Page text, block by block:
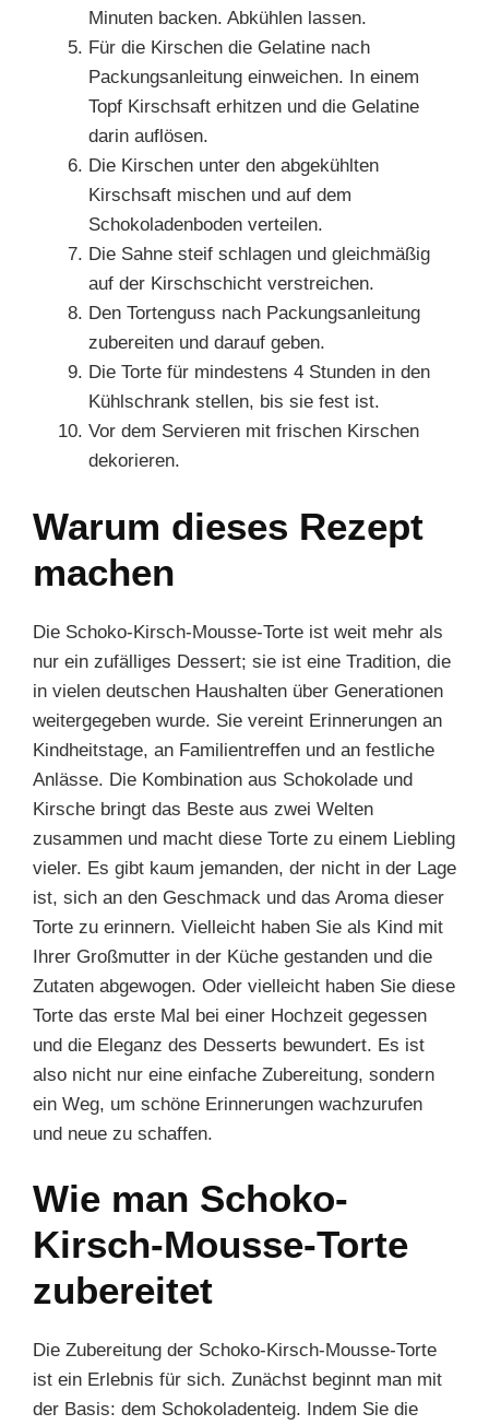
Minuten backen. Abkühlen lassen.
Für die Kirschen die Gelatine nach
Packungsanleitung einweichen. In einem
Topf Kirschsaft erhitzen und die Gelatine
darin auflösen.
Die Kirschen unter den abgekühlten
Kirschsaft mischen und auf dem
Schokoladenboden verteilen.
Die Sahne steif schlagen und gleichmäßig
auf der Kirschschicht verstreichen.
Den Tortenguss nach Packungsanleitung
zubereiten und darauf geben.
Die Torte für mindestens 4 Stunden in den
Kühlschrank stellen, bis sie fest ist.
Vor dem Servieren mit frischen Kirschen
dekorieren.
Warum dieses Rezept
machen
Die Schoko-Kirsch-Mousse-Torte ist weit mehr als
nur ein zufälliges Dessert; sie ist eine Tradition, die
in vielen deutschen Haushalten über Generationen
weitergegeben wurde. Sie vereint Erinnerungen an
Kindheitstage, an Familientreffen und an festliche
Anlässe. Die Kombination aus Schokolade und
Kirsche bringt das Beste aus zwei Welten
zusammen und macht diese Torte zu einem Liebling
vieler. Es gibt kaum jemanden, der nicht in der Lage
ist, sich an den Geschmack und das Aroma dieser
Torte zu erinnern. Vielleicht haben Sie als Kind mit
Ihrer Großmutter in der Küche gestanden und die
Zutaten abgewogen. Oder vielleicht haben Sie diese
Torte das erste Mal bei einer Hochzeit gegessen
und die Eleganz des Desserts bewundert. Es ist
also nicht nur eine einfache Zubereitung, sondern
ein Weg, um schöne Erinnerungen wachzurufen
und neue zu schaffen.
Wie man Schoko-
Kirsch-Mousse-Torte
zubereitet
Die Zubereitung der Schoko-Kirsch-Mousse-Torte
ist ein Erlebnis für sich. Zunächst beginnt man mit
der Basis: dem Schokoladenteig. Indem Sie die